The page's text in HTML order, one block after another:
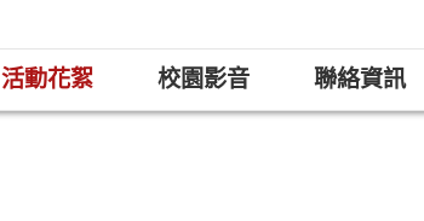
活動花絮 校園影音 聯絡資訊